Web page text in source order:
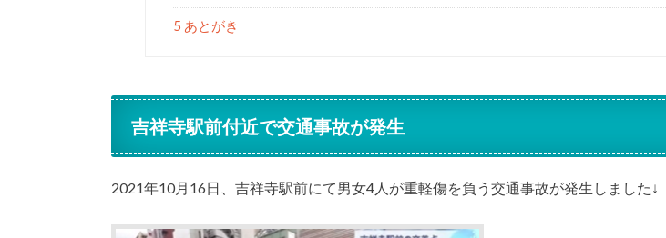
5 あとがき
吉祥寺駅前付近で交通事故が発生
2021年10月16日、吉祥寺駅前にて男女4人が重軽傷を負う交通事故が発生しました↓